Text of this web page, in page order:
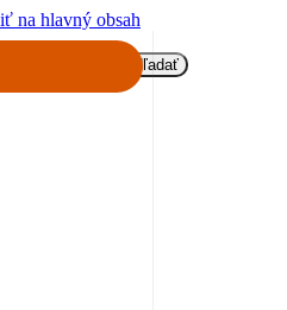
na hlavný obsah
Hľadať